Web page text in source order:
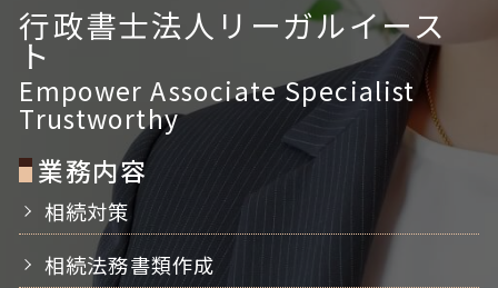
行政書士法人リーガルイース
ト
Empower Associate Specialist
Trustworthy
業務内容
相続対策
相続法務書類作成